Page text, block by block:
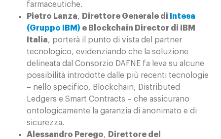
farmaceutiche.
Pietro Lanza, Direttore Generale di
Intesa
(Gruppo IBM) e Blockchain Director di IBM
Italia, porterà il punto di vista del partner
tecnologico, evidenziando che la soluzione
delineata dal Consorzio DAFNE fa leva su alcune
possibilità introdotte dalle più recenti tecnologie
– nello specifico, Blockchain, Distributed
Ledgers e Smart Contracts – che assicurano
ontologicamente la garanzia di anonimato e di
sicurezza.
Alessandro Perego, Direttore del